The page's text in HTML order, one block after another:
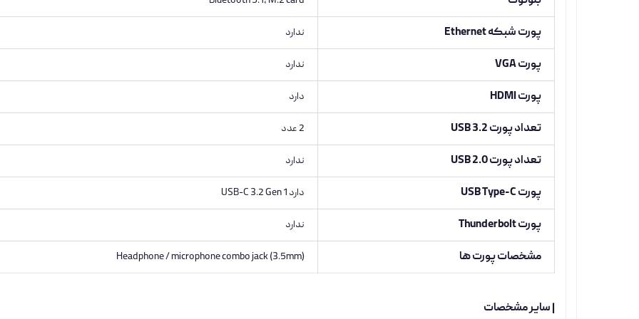
پورت شبکه Ethernet ندارد
پورت VGA ندارد
پورت HDMI دارد
تعداد پورت USB 3.2 2 عدد
تعداد پورت USB 2.0 ندارد
پورت USB Type-C دارد USB-C 3.2 Gen 1
پورت Thunderbolt ندارد
مشخصات پورت ها Headphone / microphone combo jack (3.5mm)
| سایر مشخصات